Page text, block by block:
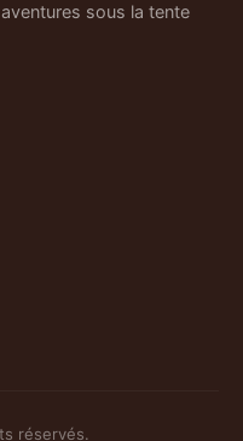
sous la tente
réservés.